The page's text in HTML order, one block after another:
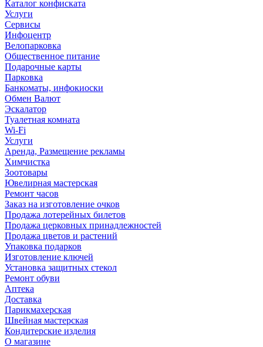
Каталог конфиската
Услуги
Сервисы
Инфоцентр
Велопарковка
Общественное питание
Подарочные карты
Парковка
Банкоматы, инфокиоски
Обмен Валют
Эскалатор
Туалетная комната
Wi-Fi
Услуги
Аренда, Размещение рекламы
Химчистка
Зоотовары
Ювелирная мастерская
Ремонт часов
Заказ на изготовление очков
Продажа лотерейных билетов
Продажа церковных принадлежностей
Продажа цветов и растений
Упаковка подарков
Изготовление ключей
Установка защитных стекол
Ремонт обуви
Аптека
Доставка
Парикмахерская
Швейная мастерская
Кондитерские изделия
О магазине